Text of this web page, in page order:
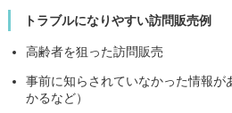
トラブルになりやすい訪問販売例
高齢者を狙った訪問販売
事前に知らされていなかった情報が
かるなど）